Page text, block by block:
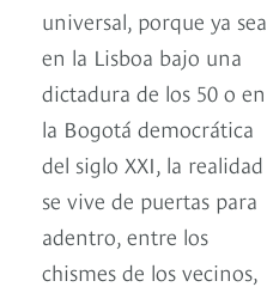
universal, porque ya sea
en la Lisboa bajo una
dictadura de los 50 o en
la Bogotá democrática
del siglo XXI, la realidad
se vive de puertas para
adentro, entre los
chismes de los vecinos,